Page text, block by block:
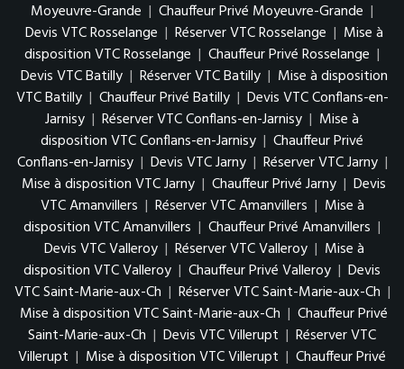
Moyeuvre-Grande | Chauffeur Privé Moyeuvre-Grande |
Devis VTC Rosselange | Réserver VTC Rosselange | Mise à
disposition VTC Rosselange | Chauffeur Privé Rosselange |
Devis VTC Batilly | Réserver VTC Batilly | Mise à disposition
VTC Batilly | Chauffeur Privé Batilly | Devis VTC Conflans-en-
Jarnisy | Réserver VTC Conflans-en-Jarnisy | Mise à
disposition VTC Conflans-en-Jarnisy | Chauffeur Privé
Conflans-en-Jarnisy | Devis VTC Jarny | Réserver VTC Jarny |
Mise à disposition VTC Jarny | Chauffeur Privé Jarny | Devis
VTC Amanvillers | Réserver VTC Amanvillers | Mise à
disposition VTC Amanvillers | Chauffeur Privé Amanvillers |
Devis VTC Valleroy | Réserver VTC Valleroy | Mise à
disposition VTC Valleroy | Chauffeur Privé Valleroy | Devis
VTC Saint-Marie-aux-Ch | Réserver VTC Saint-Marie-aux-Ch |
Mise à disposition VTC Saint-Marie-aux-Ch | Chauffeur Privé
Saint-Marie-aux-Ch | Devis VTC Villerupt | Réserver VTC
Villerupt | Mise à disposition VTC Villerupt | Chauffeur Privé